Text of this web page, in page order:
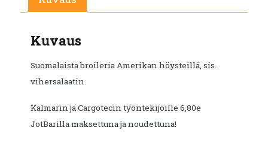
Kuvaus
Suomalaista broileria Amerikan höysteillä, sis.
vihersalaatin.
Kalmarin ja Cargotecin työntekijöille 6,80e
JotBarilla maksettuna ja noudettuna!